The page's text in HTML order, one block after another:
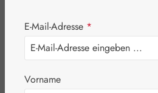
Leitner Lifecare
Aromatherapie
DEVA
E-Mail-Adresse *
Vorname